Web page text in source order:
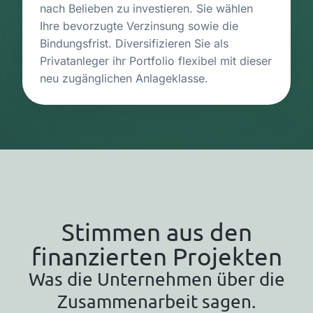
nach Belieben zu investieren. Sie wählen
Ihre bevorzugte Verzinsung sowie die
Bindungsfrist. Diversifizieren Sie als
Privatanleger ihr Portfolio flexibel mit dieser
neu zugänglichen Anlageklasse.
Stimmen aus den
finanzierten Projekten
Was die Unternehmen über die
Zusammenarbeit sagen.